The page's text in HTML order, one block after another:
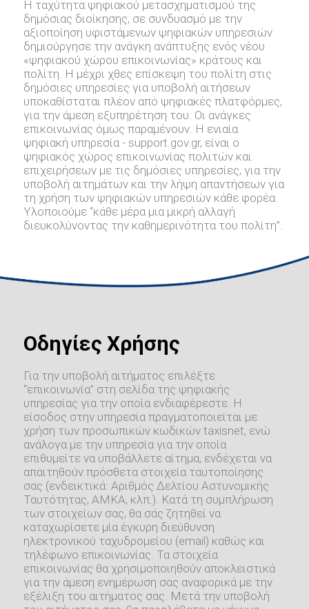
Η ταχύτητα ψηφιακού μετασχηματισμού της
δημόσιας διοίκησης, σε συνδυασμό με την
αξιοποίηση υφιστάμενων ψηφιακών υπηρεσιών
δημιούργησε την ανάγκη ανάπτυξης ενός νέου
«ψηφιακού χώρου επικοινωνίας» κράτους και
πολίτη. Η μέχρι χθες επίσκεψη του πολίτη στις
δημόσιες υπηρεσίες για υποβολή αιτήσεων
υποκαθίσταται πλέον από ψηφιακές πλατφόρμες,
για την άμεση εξυπηρέτηση του. Οι ανάγκες
επικοινωνίας όμως παραμένουν. Η ενιαία
ψηφιακή υπηρεσία - support.gov.gr, είναι ο
ψηφιακός χώρος επικοινωνίας πολιτών και
επιχειρήσεων με τις δημόσιες υπηρεσίες, για την
υποβολή αιτημάτων και την λήψη απαντήσεων για
τη χρήση των ψηφιακών υπηρεσιών κάθε φορέα.
Υλοποιούμε “κάθε μέρα μια μικρή αλλαγή
διευκολύνοντας την καθημερινότητα του πολίτη”.
Οδηγίες Χρήσης
Για την υποβολή αιτήματος επιλέξτε
“επικοινωνία” στη σελίδα της ψηφιακής
υπηρεσίας για την οποία ενδιαφέρεστε. Η
είσοδος στην υπηρεσία πραγματοποιείται με
χρήση των προσωπικών κωδικών taxisnet, ενώ
ανάλογα με την υπηρεσία για την οποία
επιθυμείτε να υποβάλλετε αίτημα, ενδέχεται να
απαιτηθούν πρόσθετα στοιχεία ταυτοποίησης
σας (ενδεικτικά: Αριθμός Δελτίου Αστυνομικής
Ταυτότητας, ΑΜΚΑ, κλπ.). Κατά τη συμπλήρωση
των στοιχείων σας, θα σάς ζητηθεί να
καταχωρίσετε μία έγκυρη διεύθυνση
ηλεκτρονικού ταχυδρομείου (email) καθώς και
τηλέφωνο επικοινωνίας. Τα στοιχεία
επικοινωνίας θα χρησιμοποιηθούν αποκλειστικά
για την άμεση ενημέρωση σας αναφορικά με την
εξέλιξη του αιτήματος σας. Μετά την υποβολή